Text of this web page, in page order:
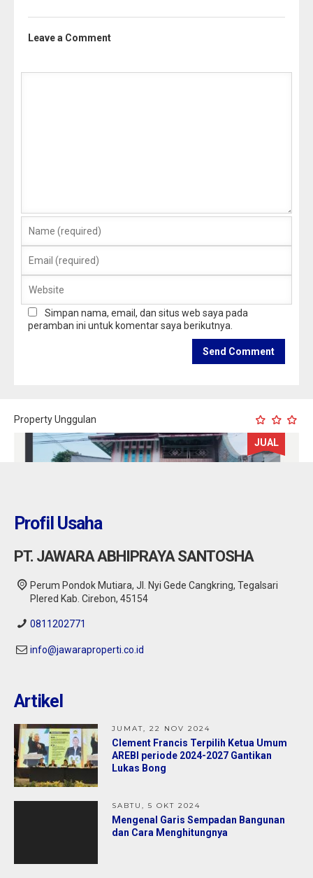
Leave a Comment
Simpan nama, email, dan situs web saya pada
peramban ini untuk komentar saya berikutnya.
Property Unggulan
JUAL
Profil Usaha
PT. JAWARA ABHIPRAYA SANTOSHA
Perum Pondok Mutiara, Jl. Nyi Gede Cangkring, Tegalsari
Plered Kab. Cirebon, 45154
0811202771
info@jawaraproperti.co.id
Artikel
JUMAT, 22 NOV 2024
Clement Francis Terpilih Ketua Umum
AREBI periode 2024-2027 Gantikan
Lukas Bong
SABTU, 5 OKT 2024
Mengenal Garis Sempadan Bangunan
dan Cara Menghitungnya